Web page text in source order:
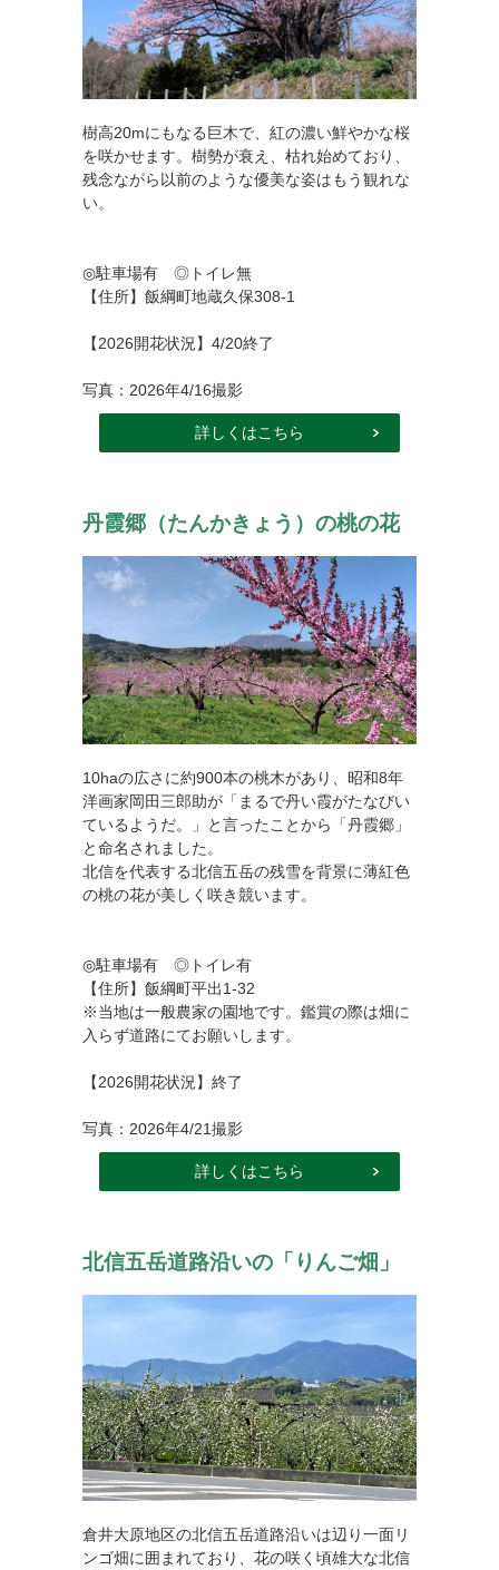
樹高20mにもなる巨木で、紅の濃い鮮やかな桜
を咲かせます。樹勢が衰え、枯れ始めており、
残念ながら以前のような優美な姿はもう観れな
い。
◎駐車場有 ◎トイレ無
【住所】飯綱町地蔵久保308-1
【2026開花状況】4/20終了
写真：2026年4/16撮影
詳しくはこちら
丹霞郷（たんかきょう）の桃の花
10haの広さに約900本の桃木があり、昭和8年
洋画家岡田三郎助が「まるで丹い霞がたなびい
ているようだ。」と言ったことから「丹霞郷」
と命名されました。
北信を代表する北信五岳の残雪を背景に薄紅色
の桃の花が美しく咲き競います。
◎駐車場有 ◎トイレ有
【住所】飯綱町平出1-32
※当地は一般農家の園地です。鑑賞の際は畑に
入らず道路にてお願いします。
【2026開花状況】終了
写真：2026年4/21撮影
詳しくはこちら
北信五岳道路沿いの「りんご畑」
倉井大原地区の北信五岳道路沿いは辺り一面リ
ンゴ畑に囲まれており、花の咲く頃雄大な北信